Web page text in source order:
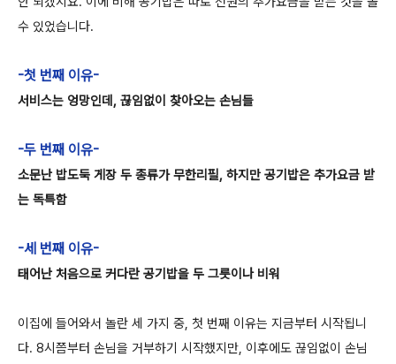
수 있었습니다.
-첫 번째 이유-
서비스는 엉망인데, 끊임없이 찾아오는 손님들
-두 번째 이유-
소문난 밥도둑 게장 두 종류가 무한리필, 하지만 공기밥은 추가요금 받
는 독특함
-세 번째 이유-
태어난 처음으로 커다란 공기밥을 두 그릇이나 비워
이집에 들어와서 놀란 세 가지 중, 첫 번째 이유는 지금부터 시작됩니
다. 8시쯤부터 손님을 거부하기 시작했지만, 이후에도 끊임없이 손님